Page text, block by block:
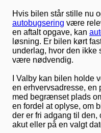
Hvis bilen står stille nu
autobugsering være
en aftalt opgave, kan
løsning. Er bilen kørt
underlag, hvor den ikke
være nødvendig.
I Valby kan bilen holde
en erhvervsadresse, en
med begrænset plads
en fordel at oplyse, om
der er fri adgang til
akut eller på en valgt